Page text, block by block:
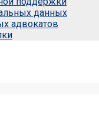
данных
адвокатов